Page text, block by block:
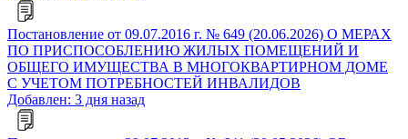
Постановление от 09.07.2016 г. № 649 (20.06.2026) О МЕРАХ
ПО ПРИСПОСОБЛЕНИЮ ЖИЛЫХ ПОМЕЩЕНИЙ И
ОБЩЕГО ИМУЩЕСТВА В МНОГОКВАРТИРНОМ ДОМЕ
С УЧЕТОМ ПОТРЕБНОСТЕЙ ИНВАЛИДОВ
Добавлен: 3 дня назад